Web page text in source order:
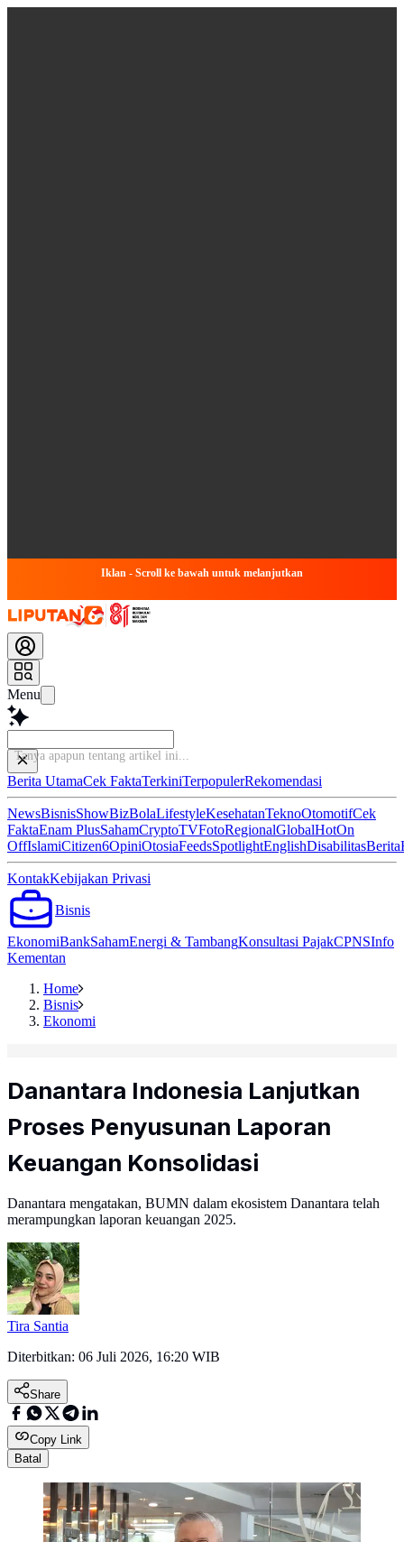
Iklan - Scroll ke bawah untuk melanjutkan
Menu
B
Berita UtamaCek FaktaTerkiniTerpopulerRekomendasi
NewsBisnisShowBizBolaLifestyleKesehatanTeknoOtomotifCek
FaktaEnam PlusSahamCryptoTVFotoRegionalGlobalHotOn
OffIslamiCitizen6OpiniOtosiaFeedsSpotlightEnglishDisabilitasBerita
KontakKebijakan Privasi
Bisnis
EkonomiBankSahamEnergi & TambangKonsultasi PajakCPNSInfo
Kementan
Home
Bisnis
Ekonomi
Danantara Indonesia Lanjutkan
Proses Penyusunan Laporan
Keuangan Konsolidasi
Danantara mengatakan, BUMN dalam ekosistem Danantara telah
merampungkan laporan keuangan 2025.
Tira Santia
Diterbitkan: 06 Juli 2026, 16:20 WIB
Share
Copy Link
Batal